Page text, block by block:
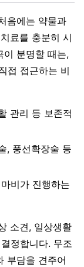
음에는 약물과
료를 충분히 시
이 분명할 때는,
접 접근하는 비
관리 등 보존적
, 풍선확장술 등
비가 진행하는
소견, 일상생활
정합니다. 무조
부담을 견주어